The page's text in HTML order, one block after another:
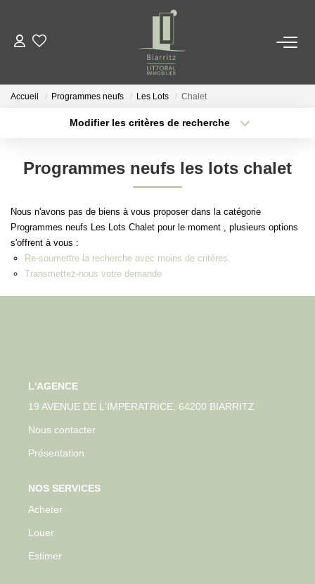
NOS BIENS
Accueil Programmes neufs Les Lots Chalet
Modifier les critères de recherche
Programmes neufs les lots chalet
Nous n'avons pas de biens à vous proposer dans la catégorie
Programmes neufs Les Lots Chalet pour le moment , plusieurs options
s'offrent à vous :
Re-soumettre la recherche avec moins de critères.
Transmettez-nous votre demande
L'AGENCE
19 AVENUE DE L'IMPERATRICE, 64200 BIARRITZ
Nous contacter
Présentation
NOS SERVICES
Acheter
Louer
Estimer